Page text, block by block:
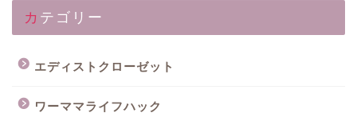
カテゴリー
エディストクローゼット
ワーママライフハック